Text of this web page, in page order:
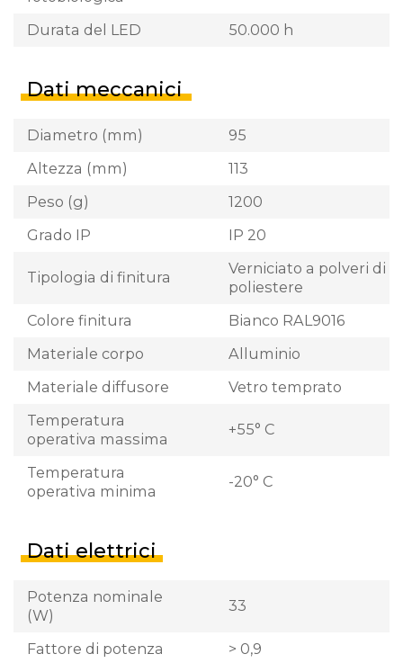
Durata del LED 50.000 h
Dati meccanici
Diametro (mm)
95
Altezza (mm)
113
Peso (g)
1200
Grado IP
IP 20
Tipologia di finitura
Verniciato a polveri di
poliestere
Colore finitura
Bianco RAL9016
Materiale corpo
Alluminio
Materiale diffusore
Vetro temprato
Temperatura
operativa massima
+55° C
Temperatura
operativa minima
-20° C
Dati elettrici
Potenza nominale
(W)
33
Fattore di potenza > 0,9